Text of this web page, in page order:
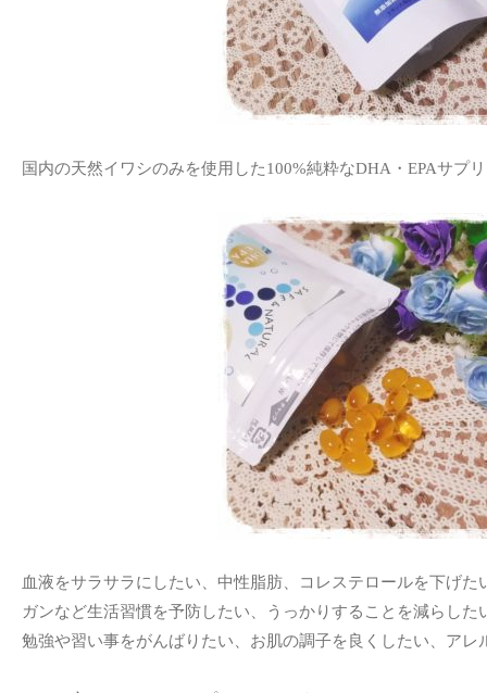
国内の天然イワシのみを使用した100%純粋なDHA・EPAサプ
血液をサラサラにしたい、中性脂肪、コレステロールを下げた
ガンなど生活習慣を予防したい、うっかりすることを減らした
勉強や習い事をがんばりたい、お肌の調子を良くしたい、アレ